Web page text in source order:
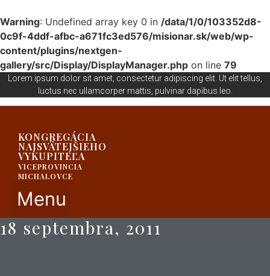
Warning: Undefined array key 0 in /data/1/0/103352d8-
0c9f-4ddf-afbc-a671fc3ed576/misionar.sk/web/wp-
content/plugins/nextgen-
gallery/src/Display/DisplayManager.php on line 79
Lorem ipsum dolor sit amet, consectetur adipiscing elit. Ut elit tellus,
luctus nec ullamcorper mattis, pulvinar dapibus leo.
KONGREGÁCIA
NAJSVÄTEJŠIEHO
VYKUPITEĽA
VICEPROVINCIA
MICHALOVCE
Menu
18 septembra, 2011